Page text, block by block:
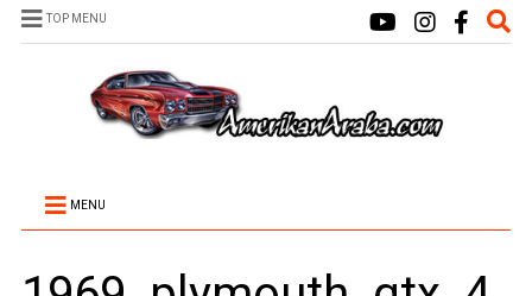
TOP MENU
MENU